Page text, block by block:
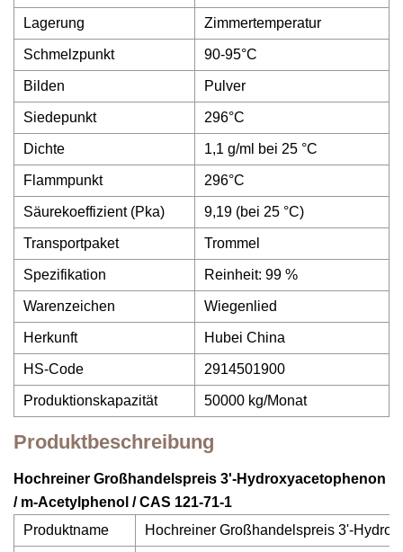
Lagerung Zimmertemperatur
Schmelzpunkt 90-95°C
Bilden Pulver
Siedepunkt 296°C
Dichte 1,1 g/ml bei 25 °C
Flammpunkt 296°C
Säurekoeffizient (Pka) 9,19 (bei 25 °C)
Transportpaket Trommel
Spezifikation Reinheit: 99 %
Warenzeichen Wiegenlied
Herkunft Hubei China
HS-Code 2914501900
Produktionskapazität 50000 kg/Monat
Produktbeschreibung
Hochreiner Großhandelspreis 3'-Hydroxyacetophenon
/ m-Acetylphenol / CAS 121-71-1
Produktname
Hochreiner Großhandelspreis 3'-